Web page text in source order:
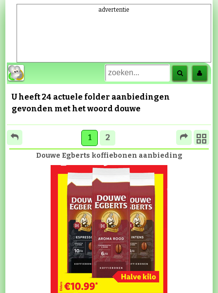
advertentie
U heeft 24 actuele folder aanbiedingen
gevonden met het woord douwe
1 2
Douwe Egberts koffiebonen aanbieding